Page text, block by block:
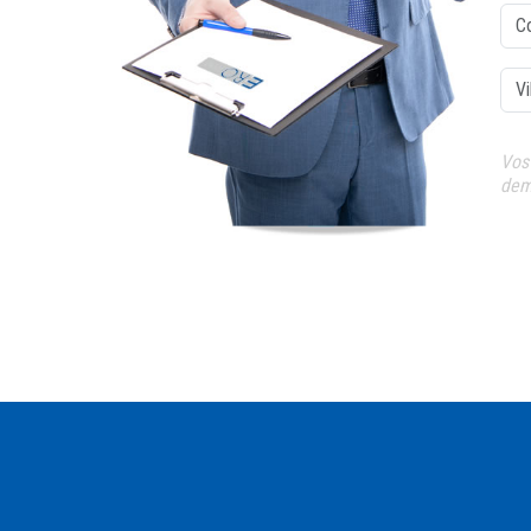
Ville